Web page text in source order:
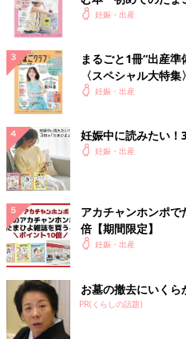
妊娠・出産
まるごと1冊“出産準
〈スペシャル大特
妊娠・出産
妊娠中に読みたい！
妊娠・出産
アカチャンホンポ
倍【期間限定】
妊娠・出産
お墓の撤去にいくら
PR(くらしの話題)